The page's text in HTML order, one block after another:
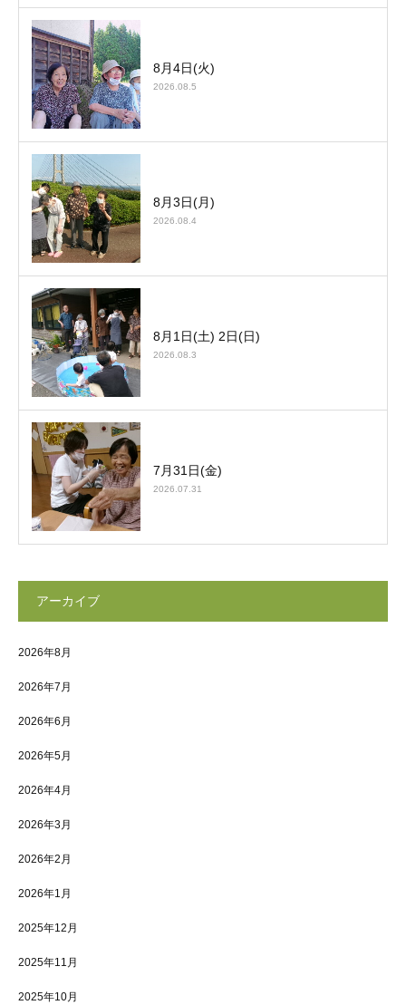
8月4日(火)
2026.08.5
8月3日(月)
2026.08.4
8月1日(土) 2日(日)
2026.08.3
7月31日(金)
2026.07.31
アーカイブ
2026年8月
2026年7月
2026年6月
2026年5月
2026年4月
2026年3月
2026年2月
2026年1月
2025年12月
2025年11月
2025年10月